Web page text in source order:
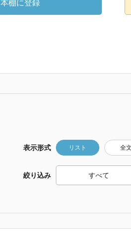
本棚に登録
表示形式 リスト 全文
絞り込み